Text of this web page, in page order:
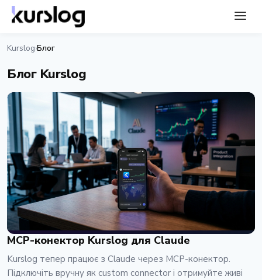
Kurslog›Блог
Блог Kurslog
MCP-конектор Kurslog для Claude
Kurslog тепер працює з Claude через MCP-конектор.
Підключіть вручну як custom connector і отримуйте живі